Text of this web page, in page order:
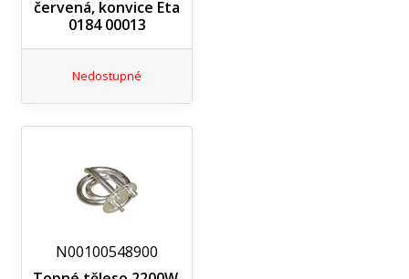
červená, konvice Eta
0184 00013
Nedostupné
N00100548900